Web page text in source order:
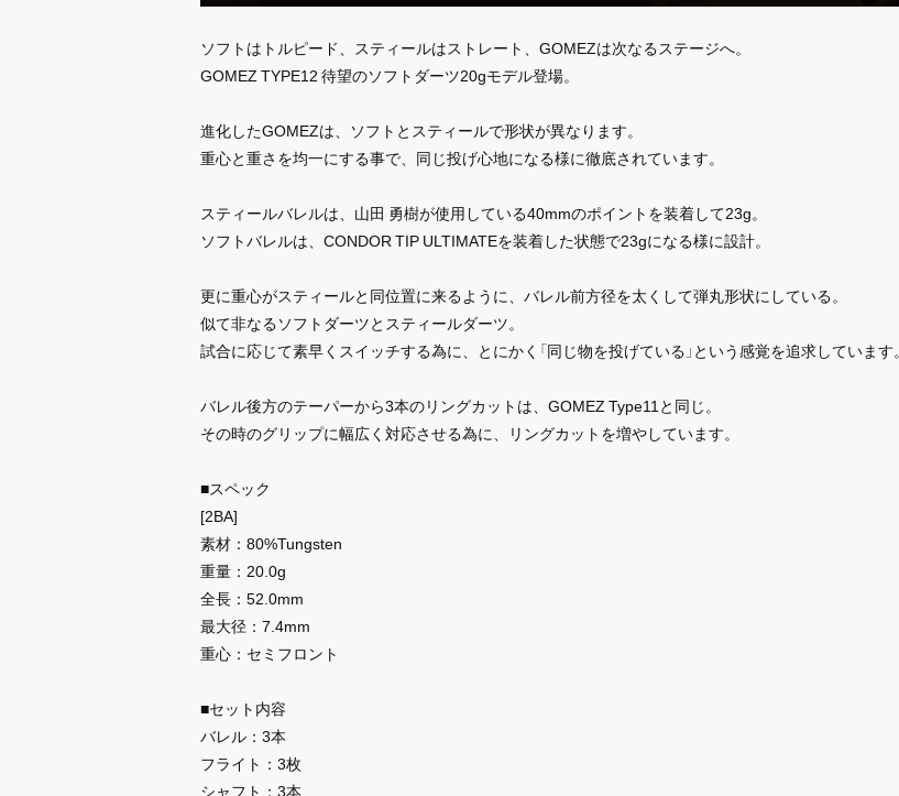
ソフトはトルピード、スティールはストレート、GOMEZは次なるステージへ。
GOMEZ TYPE12 待望のソフトダーツ20gモデル登場。
進化したGOMEZは、ソフトとスティールで形状が異なります。
重心と重さを均一にする事で、同じ投げ心地になる様に徹底されています。
スティールバレルは、山田 勇樹が使用している40mmのポイントを装着して23g。
ソフトバレルは、CONDOR TIP ULTIMATEを装着した状態で23gになる様に設計。
更に重心がスティールと同位置に来るように、バレル前方径を太くして弾丸形状にしている。
似て非なるソフトダーツとスティールダーツ。
試合に応じて素早くスイッチする為に、とにかく「同じ物を投げている」という感覚を追求しています。
バレル後方のテーパーから3本のリングカットは、GOMEZ Type11と同じ。
その時のグリップに幅広く対応させる為に、リングカットを増やしています。
■スペック
[2BA]
素材：80%Tungsten
重量：20.0g
全長：52.0mm
最大径：7.4mm
重心：セミフロント
■セット内容
バレル：3本
フライト：3枚
シャフト：3本